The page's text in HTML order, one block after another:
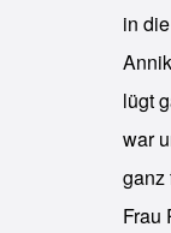
in
lügt
war
ganz
Frau